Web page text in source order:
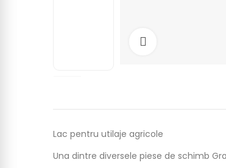
Lac pentru utilaje agricole
Una dintre diversele piese de schimb